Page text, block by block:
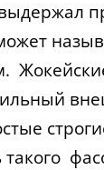
такого